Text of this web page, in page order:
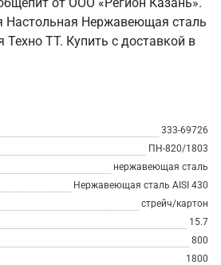
Настольная Нержавеющая сталь
Техно ТТ. Купить с доставкой в
333-69726
ПН-820/1803
нержавеющая сталь
Нержавеющая сталь AISI 430
стрейч/картон
15.7
800
1800